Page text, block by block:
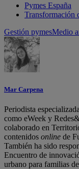
Pymes España
Transformación
Gestión pymesMedio
Mar Carpena
Periodista
como eWeek y
colaborado en
contenidos online de
También ha sido
Encuentro de
urbano para familias